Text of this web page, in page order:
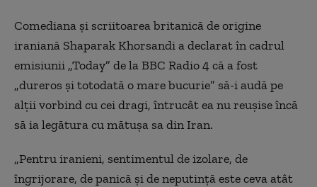
Comediana și scriitoarea britanică de origine
iraniană Shaparak Khorsandi a declarat în cadrul
emisiunii „Today” de la BBC Radio 4 că a fost
„dureros și totodată o mare bucurie” să-i audă pe
alții vorbind cu cei dragi, întrucât ea nu reușise încă
să ia legătura cu mătușa sa din Iran.
„Pentru iranieni, sentimentul de izolare, de
îngrijorare, de panică și de neputință este ceva atât